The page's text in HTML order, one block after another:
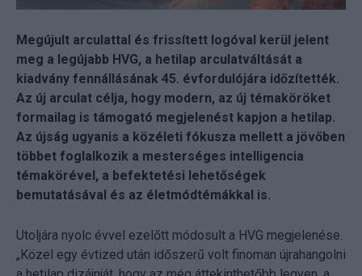
Megújult arculattal és frissített logóval kerül jelent
meg a legújabb HVG, a hetilap arculatváltását a
kiadvány fennállásának 45. évfordulójára időzítették.
Az új arculat célja, hogy modern, az új témaköröket
formailag is támogató megjelenést kapjon a hetilap.
Az újság ugyanis a közéleti fókusza mellett a jövőben
többet foglalkozik a mesterséges intelligencia
témakörével, a befektetési lehetőségek
bemutatásával és az életmódtémákkal is.
Utoljára nyolc évvel ezelőtt módosult a HVG megjelenése.
„Közel egy évtized után időszerű volt finoman újrahangolni